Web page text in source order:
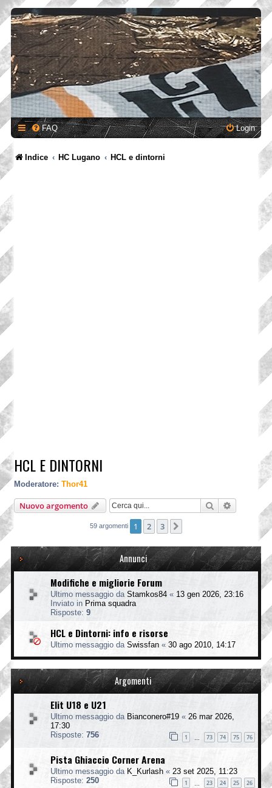
FAQ Login
Indice HC Lugano HCL e dintorni
HCL E DINTORNI
Moderatore: Thor41
Nuovo argomento Cerca Ricerca
59 argomenti 1 2 3
Annunci
Modifiche e migliorie Forum
Ultimo messaggio da Stamkos84 « 13 gen 2026, 23:16
Inviato in Prima squadra
Risposte: 9
HCL e Dintorni: info e risorse
Ultimo messaggio da Swissfan « 30 ago 2010, 14:17
Argomenti
Elit U18 e U21
Ultimo messaggio da Bianconero#19 « 26 mar 2026,
17:30
Risposte: 756 1 73 74 75 76
Pista Ghiaccio Corner Arena
Ultimo messaggio da K_Kurlash « 23 set 2025, 11:23
Risposte: 250 1 23 24 25 26